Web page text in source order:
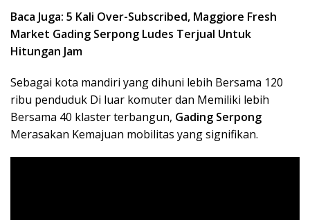
Baca Juga: 5 Kali Over-Subscribed, Maggiore Fresh
Market Gading Serpong Ludes Terjual Untuk
Hitungan Jam
Sebagai kota mandiri yang dihuni lebih Bersama 120
ribu penduduk Di luar komuter dan Memiliki lebih
Bersama 40 klaster terbangun, Gading Serpong
Merasakan Kemajuan mobilitas yang signifikan.